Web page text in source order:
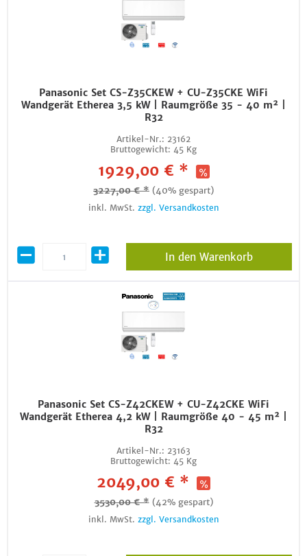
Panasonic Set CS-Z35CKEW + CU-Z35CKE WiFi
Wandgerät Etherea 3,5 kW | Raumgröße 35 - 40 m² |
R32
Artikel-Nr.: 23162
Bruttogewicht: 45 Kg
1929,00 € *
3227,00 € * (40% gespart)
inkl. MwSt. zzgl. Versandkosten
In den Warenkorb
Panasonic Set CS-Z42CKEW + CU-Z42CKE WiFi
Wandgerät Etherea 4,2 kW | Raumgröße 40 - 45 m² |
R32
Artikel-Nr.: 23163
Bruttogewicht: 45 Kg
2049,00 € *
3530,00 € * (42% gespart)
inkl. MwSt. zzgl. Versandkosten